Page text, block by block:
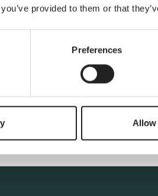
provided to them or that
Preferences
Allow
Back